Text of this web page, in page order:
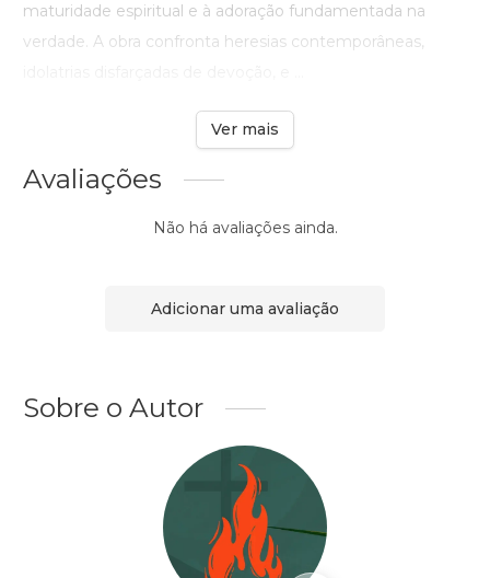
maturidade espiritual e à adoração fundamentada na
verdade. A obra confronta heresias contemporâneas,
Ver mais
Avaliações
Não há avaliações ainda.
Adicionar uma avaliação
Sobre o Autor